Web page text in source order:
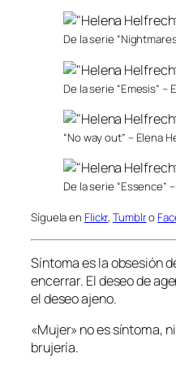
De la serie
De la serie “Emesis”
“No way out” – Elena
De la serie “Essence”
Síguela en Flickr,Tumblro
Síntoma es la obsesión
encerrar. El deseo de
el deseo ajeno.
«Mujer» no es síntoma,
brujería.